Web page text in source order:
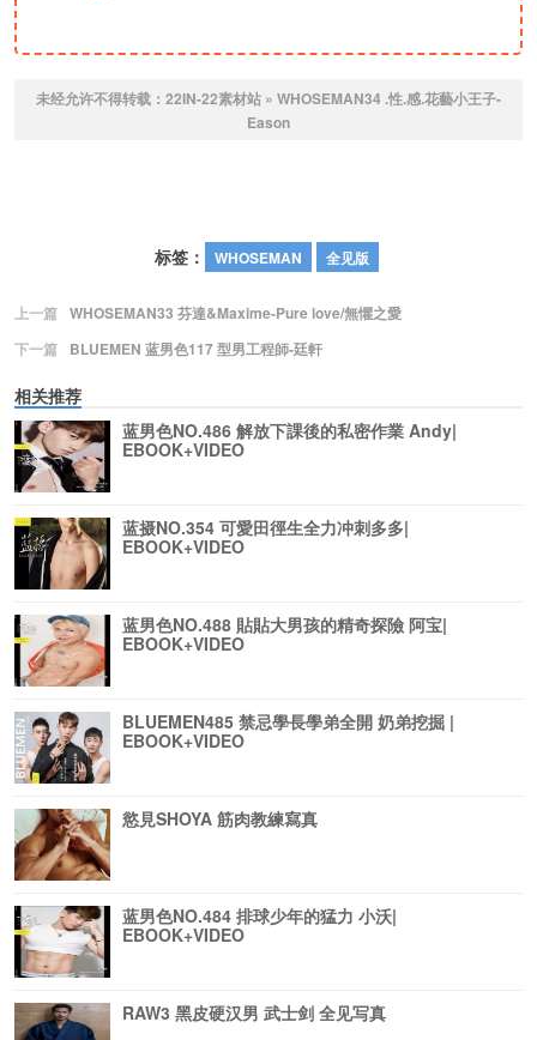
未经允许不得转载： 22IN-22素材站 » WHOSEMAN34 .性.感.花藝小王子-
Eason
标签： WHOSEMAN 全见版
上一篇 WHOSEMAN33 芬達&Maxime-Pure love/無懼之愛
下一篇
BLUEMEN 蓝男色117 型男工程師-廷軒
相关推荐
蓝男色NO.486 解放下課後的私密作業 Andy|
EBOOK+VIDEO
蓝摄NO.354 可愛田徑生全力冲刺多多|
EBOOK+VIDEO
蓝男色NO.488 貼貼大男孩的精奇探險 阿宝|
EBOOK+VIDEO
BLUEMEN485 禁忌學長學弟全開 奶弟挖掘 |
EBOOK+VIDEO
慾見SHOYA 筋肉教練寫真
蓝男色NO.484 排球少年的猛力 小沃|
EBOOK+VIDEO
RAW3 黑皮硬汉男 武士剑 全见写真